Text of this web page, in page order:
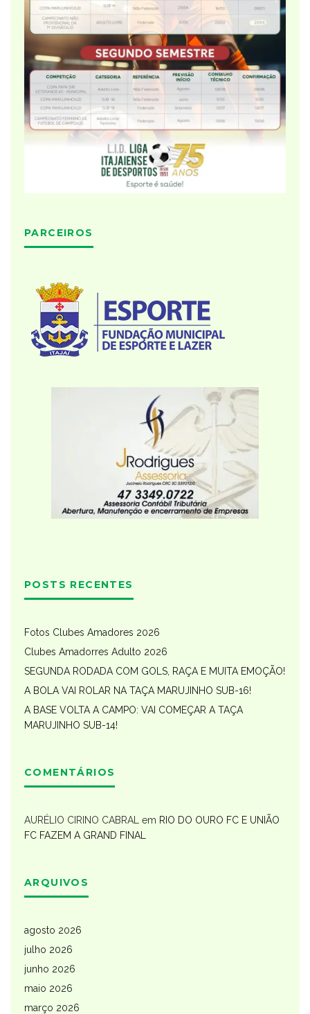
PARCEIROS
POSTS RECENTES
Fotos Clubes Amadores 2026
Clubes Amadorres Adulto 2026
SEGUNDA RODADA COM GOLS, RAÇA E MUITA EMOÇÃO!
A BOLA VAI ROLAR NA TAÇA MARUJINHO SUB-16!
A BASE VOLTA A CAMPO: VAI COMEÇAR A TAÇA
MARUJINHO SUB-14!
COMENTÁRIOS
AURÉLIO CIRINO CABRAL em RIO DO OURO FC E UNIÃO
FC FAZEM A GRAND FINAL
ARQUIVOS
agosto 2026
julho 2026
junho 2026
maio 2026
março 2026